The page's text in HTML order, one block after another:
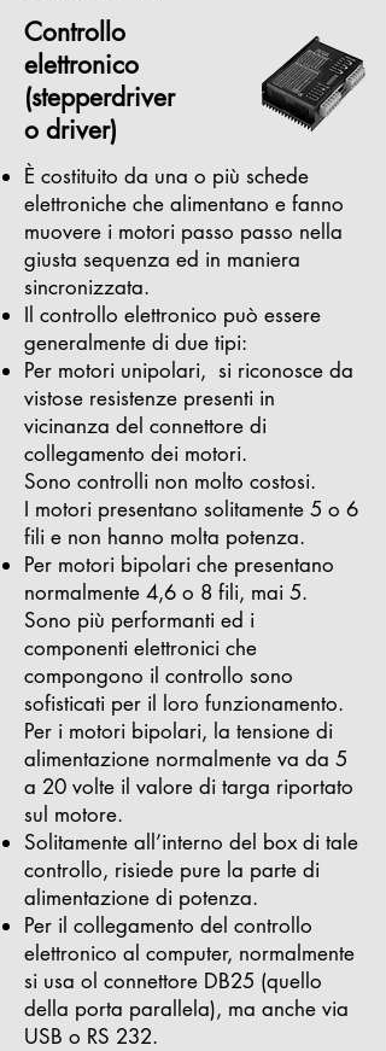
Controllo
elettronico
(stepperdriver
o driver)
È costituito da una o più schede
elettroniche che alimentano e fanno
muovere i motori passo passo nella
giusta sequenza ed in maniera
sincronizzata.
Il controllo elettronico può essere
generalmente di due tipi:
Per motori unipolari, si riconosce da
vistose resistenze presenti in
vicinanza del connettore di
collegamento dei motori.
Sono controlli non molto costosi.
I motori presentano solitamente 5 o 6
fili e non hanno molta potenza.
Per motori bipolari che presentano
normalmente 4,6 o 8 fili, mai 5.
Sono più performanti ed i
componenti elettronici che
compongono il controllo sono
sofisticati per il loro funzionamento.
Per i motori bipolari, la tensione di
alimentazione normalmente va da 5
a 20 volte il valore di targa riportato
sul motore.
Solitamente all’interno del box di tale
controllo, risiede pure la parte di
alimentazione di potenza.
Per il collegamento del controllo
elettronico al computer, normalmente
si usa ol connettore DB25 (quello
della porta parallela), ma anche via
USB o RS 232.